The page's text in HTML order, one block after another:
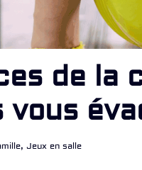
de la
vous
, Jeux en salle